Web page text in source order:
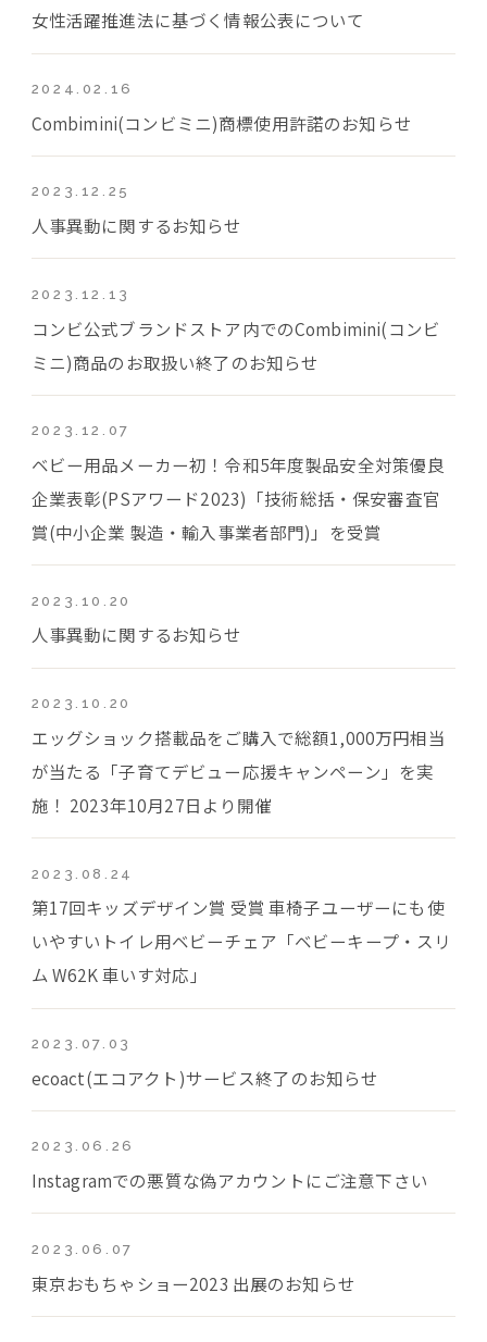
女性活躍推進法に基づく情報公表について
2024.02.16
Combimini(コンビミニ)商標使用許諾のお知らせ
2023.12.25
人事異動に関するお知らせ
2023.12.13
コンビ公式ブランドストア内でのCombimini(コンビ
ミニ)商品のお取扱い終了のお知らせ
2023.12.07
ベビー用品メーカー初！令和5年度製品安全対策優良
企業表彰(PSアワード2023)「技術総括・保安審査官
賞(中小企業 製造・輸入事業者部門)」を受賞
2023.10.20
人事異動に関するお知らせ
2023.10.20
エッグショック搭載品をご購入で総額1,000万円相当
が当たる「子育てデビュー応援キャンペーン」を実
施！ 2023年10月27日より開催
2023.08.24
第17回キッズデザイン賞 受賞 車椅子ユーザーにも使
いやすいトイレ用ベビーチェア「ベビーキープ・スリ
ム W62K 車いす対応」
2023.07.03
ecoact(エコアクト)サービス終了のお知らせ
2023.06.26
Instagramでの悪質な偽アカウントにご注意下さい
2023.06.07
東京おもちゃショー2023 出展のお知らせ